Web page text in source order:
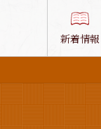
新着情報